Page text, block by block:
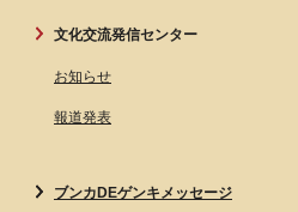
文化交流発信センター
お知らせ
報道発表
ブンカDEゲンキメッセージ